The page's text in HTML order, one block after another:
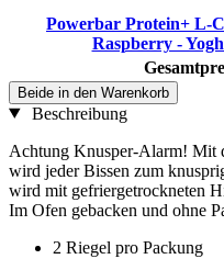
Powerbar Protein+ L-
Raspberry -
Beide in den Warenkorb
Beschreibung
Achtung Knusper-Alarm! Mit
wird jeder Bissen zum
wird mit gefriergetrockneten
Im Ofen gebacken und ohne
2 Riegel pro Packung